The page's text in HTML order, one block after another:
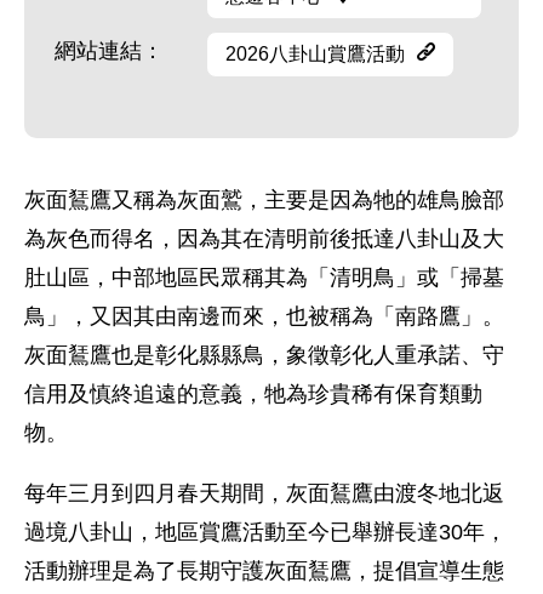
網站連結： 2026八卦山賞鷹活動
灰面鵟鷹又稱為灰面鷲，主要是因為牠的雄鳥臉部
為灰色而得名，因為其在清明前後抵達八卦山及大
肚山區，中部地區民眾稱其為「清明鳥」或「掃墓
鳥」，又因其由南邊而來，也被稱為「南路鷹」。
灰面鵟鷹也是彰化縣縣鳥，象徵彰化人重承諾、守
信用及慎終追遠的意義，牠為珍貴稀有保育類動
物。
每年三月到四月春天期間，灰面鵟鷹由渡冬地北返
過境八卦山，地區賞鷹活動至今已舉辦長達30年，
活動辦理是為了長期守護灰面鵟鷹，提倡宣導生態